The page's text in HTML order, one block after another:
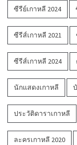
ซีรีย์เกาหลี 2024
ซีรีส์เกาหลี 2021
ซีรีส์เกาหลี 2024
นักแสดงเกาหลี
ประวัติดาราเกาหลี
ละครเกาหลี 2020